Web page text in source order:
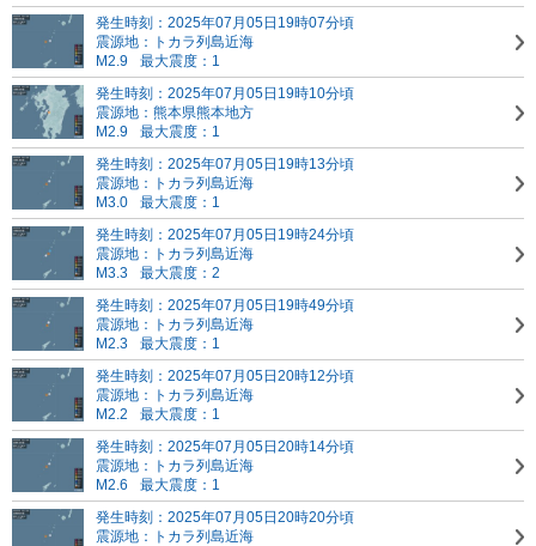
発生時刻：2025年07月05日19時07分頃
震源地：トカラ列島近海
M2.9
最大震度：1
発生時刻：2025年07月05日19時10分頃
震源地：熊本県熊本地方
M2.9
最大震度：1
発生時刻：2025年07月05日19時13分頃
震源地：トカラ列島近海
M3.0
最大震度：1
発生時刻：2025年07月05日19時24分頃
震源地：トカラ列島近海
M3.3
最大震度：2
発生時刻：2025年07月05日19時49分頃
震源地：トカラ列島近海
M2.3
最大震度：1
発生時刻：2025年07月05日20時12分頃
震源地：トカラ列島近海
M2.2
最大震度：1
発生時刻：2025年07月05日20時14分頃
震源地：トカラ列島近海
M2.6
最大震度：1
発生時刻：2025年07月05日20時20分頃
震源地：トカラ列島近海